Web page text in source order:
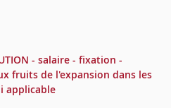
- salaire - fixation -
fruits de l'expansion dans les
applicable